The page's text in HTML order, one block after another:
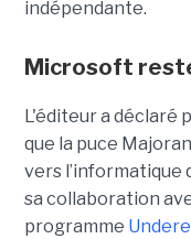
indépendante.
Microsoft
L'éditeur a déclaré
que la puce
vers l’informatique
sa collaboration
programme